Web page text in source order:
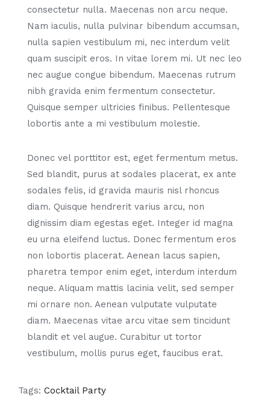
consectetur nulla. Maecenas non arcu neque.
Nam iaculis, nulla pulvinar bibendum accumsan,
nulla sapien vestibulum mi, nec interdum velit
quam suscipit eros. In vitae lorem mi. Ut nec leo
nec augue congue bibendum. Maecenas rutrum
nibh gravida enim fermentum consectetur.
Quisque semper ultricies finibus. Pellentesque
lobortis ante a mi vestibulum molestie.
Donec vel porttitor est, eget fermentum metus.
Sed blandit, purus at sodales placerat, ex ante
sodales felis, id gravida mauris nisl rhoncus
diam. Quisque hendrerit varius arcu, non
dignissim diam egestas eget. Integer id magna
eu urna eleifend luctus. Donec fermentum eros
non lobortis placerat. Aenean lacus sapien,
pharetra tempor enim eget, interdum interdum
neque. Aliquam mattis lacinia velit, sed semper
mi ornare non. Aenean vulputate vulputate
diam. Maecenas vitae arcu vitae sem tincidunt
blandit et vel augue. Curabitur ut tortor
vestibulum, mollis purus eget, faucibus erat.
Tags: Cocktail Party